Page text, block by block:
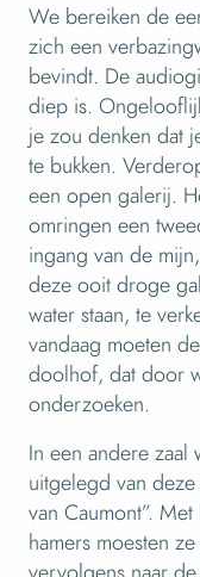
We bereiken de
zich een
bevindt. De
diep is.
je zou denken dat
te bukken.
een open galerij.
omringen een
ingang van de
deze ooit droge
water staan, te
vandaag moeten
doolhof, dat door
onderzoeken.
In een andere
uitgelegd van
van Caumont”.
hamers moesten